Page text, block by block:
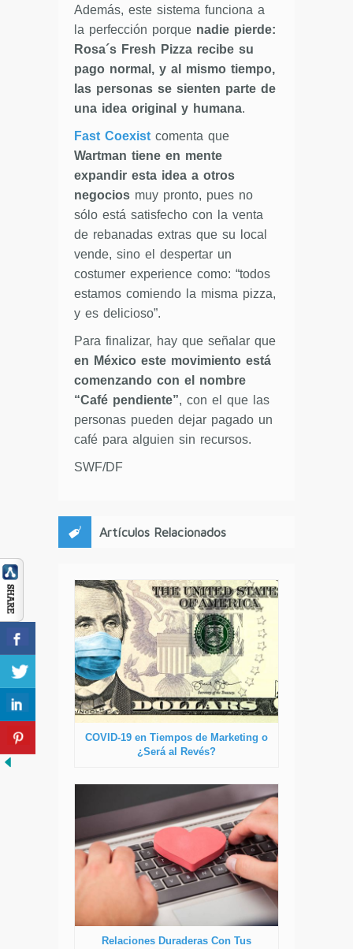
Además, este sistema funciona a
la perfección porque nadie pierde:
Rosa´s Fresh Pizza recibe su
pago normal, y al mismo tiempo,
las personas se sienten parte de
una idea original y humana.
Fast Coexist comenta que
Wartman tiene en mente
expandir esta idea a otros
negocios muy pronto, pues no
sólo está satisfecho con la venta
de rebanadas extras que su local
vende, sino el despertar un
costumer experience como: “todos
estamos comiendo la misma pizza,
y es delicioso”.
Para finalizar, hay que señalar que
en México este movimiento está
comenzando con el nombre
“Café pendiente”, con el que las
personas pueden dejar pagado un
café para alguien sin recursos.
SWF/DF
Artículos Relacionados
COVID-19 en Tiempos de Marketing o
¿Será al Revés?
Relaciones Duraderas Con Tus